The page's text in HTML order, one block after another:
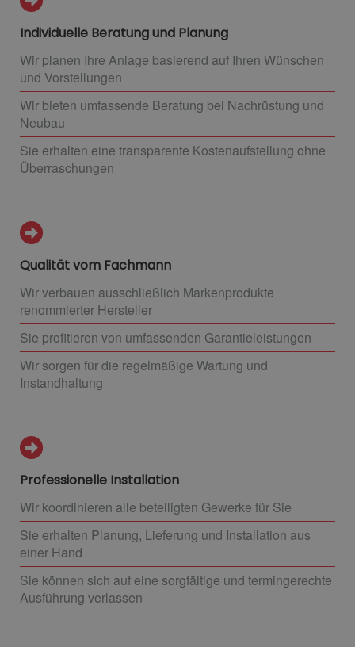
Individuelle Beratung und Planung
Wir planen Ihre Anlage basierend auf Ihren Wünschen
und Vorstellungen
Wir bieten umfassende Beratung bei Nachrüstung und
Neubau
Sie erhalten eine transparente Kostenaufstellung ohne
Überraschungen
Qualität vom Fachmann
Wir verbauen ausschließlich Markenprodukte
renommierter Hersteller
Sie profitieren von umfassenden Garantieleistungen
Wir sorgen für die regelmäßige Wartung und
Instandhaltung
Professionelle Installation
Wir koordinieren alle beteiligten Gewerke für Sie
Sie erhalten Planung, Lieferung und Installation aus
einer Hand
Sie können sich auf eine sorgfältige und termingerechte
Ausführung verlassen